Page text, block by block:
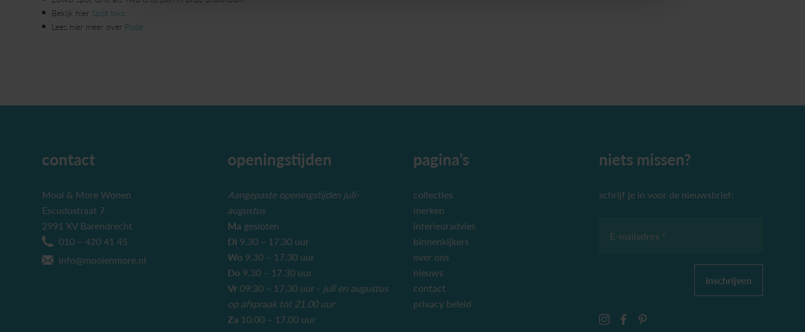
Bekijk hier Spot two
Lees hier meer over Pode
contact
Mooi & More Wonen
Escudostraat 7
2991 XV Barendrecht
010 – 420 41 45
info@mooienmore.nl
openingstijden
Aangepaste openingstijden juli-
augustus
Ma gesloten
Di 9.30 – 17.30 uur
Wo 9.30 – 17.30 uur
Do 9.30 – 17.30 uur
Vr 09:30 – 17.30 uur - juli en augustus
op afspraak tot 21.00 uur
Za 10.00 – 17.00 uur
pagina’s
collecties
merken
interieuradvies
binnenkijkers
over ons
nieuws
contact
privacy beleid
niets missen?
schrijf je in voor de nieuwsbrief:
E-mailadres *
inschrijven